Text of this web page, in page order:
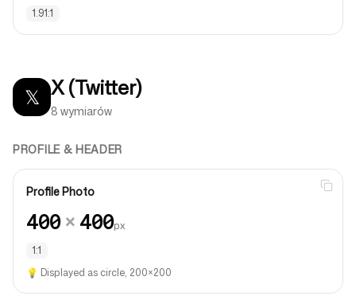
1.91:1
𝕏 X (Twitter)
8 wymiarów
PROFILE & HEADER
Profile Photo
400× 400px
1:1
💡 Displayed as circle, 200×200